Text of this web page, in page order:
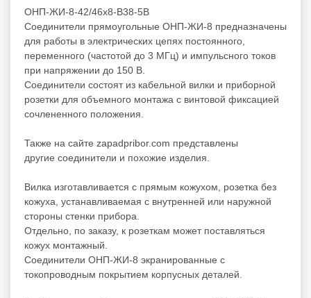
ОНП-ЖИ-8-42/46х8-В38-5В
Соединители прямоугольные ОНП-ЖИ-8 предназначены
для работы в электрических цепях постоянного,
переменного (частотой до 3 МГц) и импульсного токов
при напряжении до 150 В.
Соединители состоят из кабельной вилки и приборной
розетки для объемного монтажа с винтовой фиксацией
сочлененного положения.
Также на сайте zapadpribor.com представлены
другие соединители и похожие изделия.
Вилка изготавливается с прямым кожухом, розетка без
кожуха, устанавливаемая с внутренней или наружной
стороны стенки прибора.
Отдельно, по заказу, к розеткам может поставляться
кожух монтажный.
Соединители ОНП-ЖИ-8 экранированные с
токопроводным покрытием корпусных деталей.